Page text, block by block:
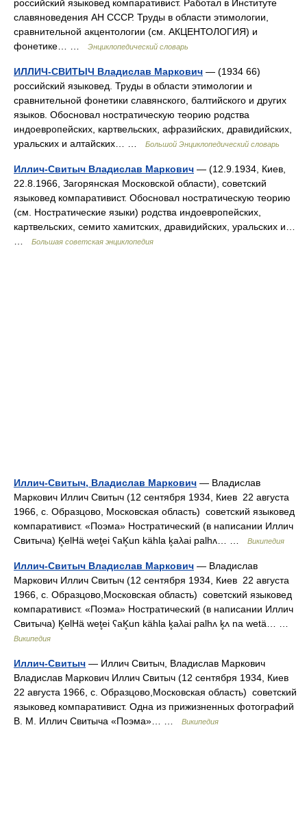
российский языковед компаративист. Работал в Институте
славяноведения АН СССР. Труды в области этимологии,
сравнительной акцентологии (см. АКЦЕНТОЛОГИЯ) и
фонетике… …
Энциклопедический словарь
ИЛЛИЧ-СВИТЫЧ Владислав Маркович — (1934 66)
российский языковед. Труды в области этимологии и
сравнительной фонетики славянского, балтийского и других
языков. Обосновал ностратическую теорию родства
индоевропейских, картвельских, афразийских, дравидийских,
уральских и алтайских… …
Большой Энциклопедический словарь
Иллич-Свитыч Владислав Маркович — (12.9.1934, Киев,
22.8.1966, Загорянская Московской области), советский
языковед компаративист. Обосновал ностратическую теорию
(см. Ностратические языки) родства индоевропейских,
картвельских, семито хамитских, дравидийских, уральских и…
Большая советская энциклопедия
Иллич-Свитыч, Владислав Маркович — Владислав
Маркович Иллич Свитыч (12 сентября 1934, Киев 22 августа
1966, с. Образцово, Московская область) советский языковед
компаративист. «Поэма» Ностратический (в написании Иллич
Свитыча) K̥elHä wet̥ei ʕaK̥un kähla k̥aλai palhʌ… …
Википедия
Иллич-Свитыч Владислав Маркович — Владислав
Маркович Иллич Свитыч (12 сентября 1934, Киев 22 августа
1966, с. Образцово,Московская область) советский языковед
компаративист. «Поэма» Ностратический (в написании Иллич
Свитыча) K̥elHä wet̥ei ʕaK̥un kähla k̥aλai palhʌ k̥ʌ na wetä… …
Википедия
Иллич-Свитыч — Иллич Свитыч, Владислав Маркович
Владислав Маркович Иллич Свитыч (12 сентября 1934, Киев
22 августа 1966, с. Образцово,Московская область) советский
языковед компаративист. Одна из прижизненных фотографий
В. М. Иллич Свитыча «Поэма»… …
Википедия